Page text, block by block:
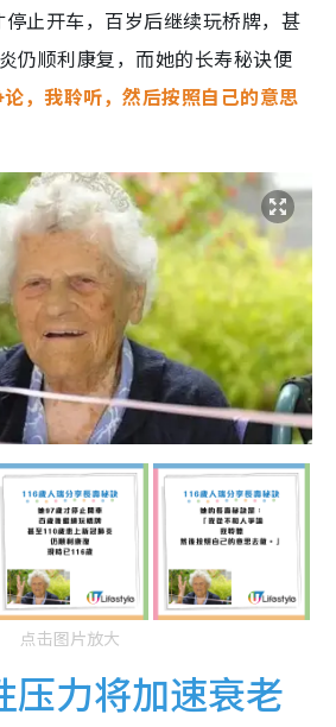
停止开车，百岁后继续玩桥牌，甚
仍顺利康复，而她的长寿秘诀便
，我聆听，然后按照自己的意思
点击图片放大
压力将加速衰老